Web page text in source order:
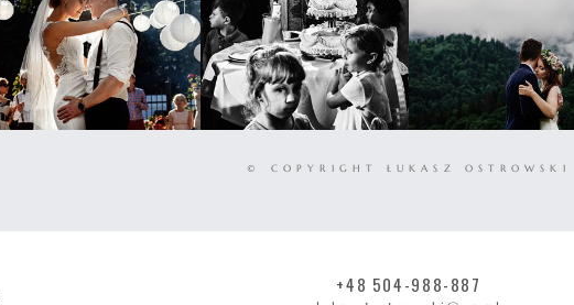
© COPYRIGHT ŁUKASZ OSTROWSKI
+48 504-988-887